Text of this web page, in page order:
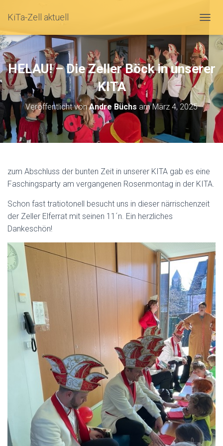
KiTa-Zell aktuell
A
V
I
G
A
T
I
O
U
M
S
A
L
T
E
N
HELAU! – Die Zeller Böck in unserer
KITA
Veröffentlicht vonAndre Büchs amMärz 4, 2025
zum Abschluss der bunten Zeit in unserer KITA gab es eine
Faschingsparty am vergangenen Rosenmontag in der KITA.
Schon fast tratiotonell besucht uns in dieser närrischenzeit
der Zeller Elferrat mit seinen 11´n. Ein herzliches
Dankeschön!